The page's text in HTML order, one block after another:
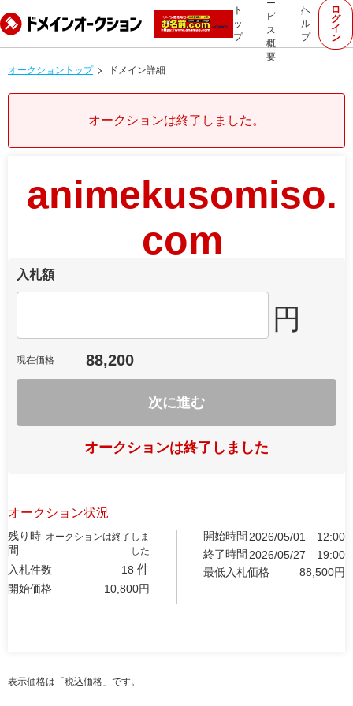
ト
ッ
プ
ー
ビ
ス
概
要
ヘ
ル
プ
ロ
グ
イ
ン
オークショントップ ドメイン詳細
オークションは終了しました。
animekusomiso.
com
入札額
円
現在価格 88,200
次に進む
オークションは終了しました
オークション状況
残り時
間
オークションは終了しま
した
入札件数 18 件
開始価格 10,800円
開始時間 2026/05/01
12:00
終了時間 2026/05/27
19:00
最低入札価格
88,500円
表示価格は「税込価格」です。